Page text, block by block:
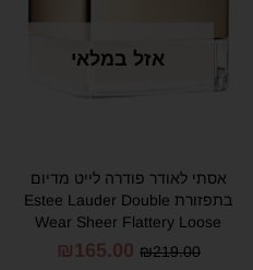
אזל במלאי
אסתי לאודר פודרה לייט מדיום
בתפזורת Estee Lauder Double
Wear Sheer Flattery Loose
Powder
₪219.00
₪165.00